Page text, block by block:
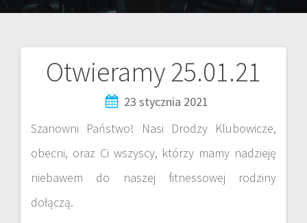
Otwieramy 25.01.21
23 stycznia 2021
Szanowni Państwo! Nasi Drodzy Klubowicze,
obecni, oraz Ci wszyscy, którzy mamy nadzieję
niebawem do naszej fitnessowej rodziny
dołączą.